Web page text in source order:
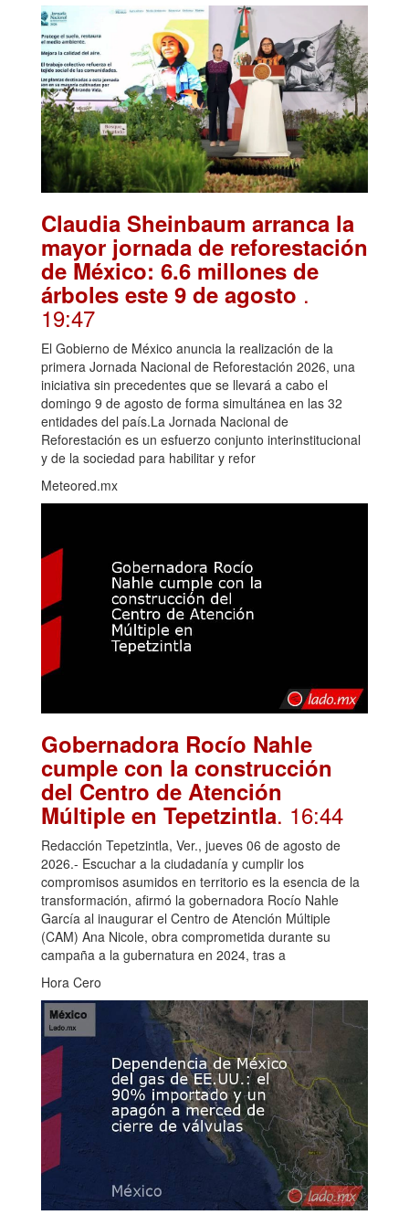
Claudia Sheinbaum arranca la
mayor jornada de reforestación
de México: 6.6 millones de
árboles este 9 de agosto .
19:47
El Gobierno de México anuncia la realización de la
primera Jornada Nacional de Reforestación 2026, una
iniciativa sin precedentes que se llevará a cabo el
domingo 9 de agosto de forma simultánea en las 32
entidades del país.La Jornada Nacional de
Reforestación es un esfuerzo conjunto interinstitucional
y de la sociedad para habilitar y refor
Meteored.mx
Gobernadora Rocío Nahle
cumple con la construcción
del Centro de Atención
Múltiple en Tepetzintla. 16:44
Redacción Tepetzintla, Ver., jueves 06 de agosto de
2026.- Escuchar a la ciudadanía y cumplir los
compromisos asumidos en territorio es la esencia de la
transformación, afirmó la gobernadora Rocío Nahle
García al inaugurar el Centro de Atención Múltiple
(CAM) Ana Nicole, obra comprometida durante su
campaña a la gubernatura en 2024, tras a
Hora Cero